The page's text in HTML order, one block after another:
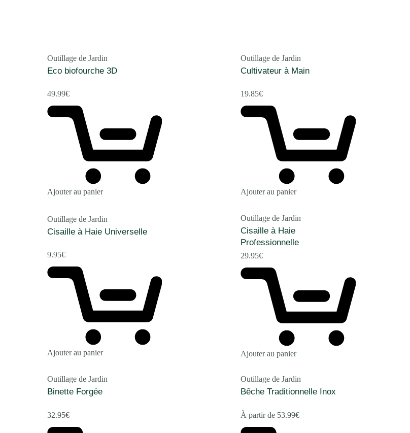
Outillage de Jardin
Eco biofourche 3D
49.99€
Ajouter au panier
Outillage de Jardin
Cultivateur à Main
19.85€
Ajouter au panier
Outillage de Jardin
Cisaille à Haie Universelle
9.95€
Ajouter au panier
Outillage de Jardin
Cisaille à Haie
Professionnelle
29.95€
Ajouter au panier
Outillage de Jardin
Binette Forgée
32.95€
Outillage de Jardin
Bêche Traditionnelle Inox
À partir de 53.99€